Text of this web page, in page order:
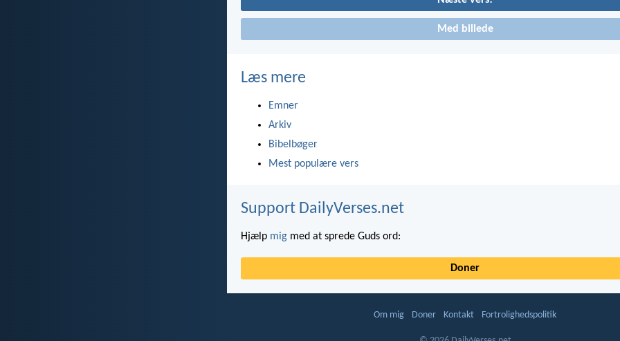
Med billede
Læs mere
Emner
Arkiv
Bibelbøger
Mest populære vers
Support DailyVerses.net
Hjælp mig med at sprede Guds ord:
Doner
Om mig Doner Kontakt Fortrolighedspolitik